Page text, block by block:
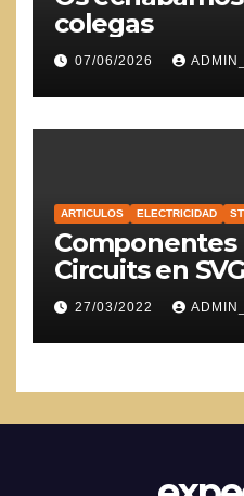
colegas
07/06/2026
ARTICULOS ELECTRICIDAD
Componentes
Circuits en SVG
27/03/2022